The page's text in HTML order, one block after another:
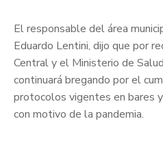
El responsable del área
Eduardo Lentini, dijo que por
Central y el Ministerio de
continuará bregando por el
protocolos vigentes en bares
con motivo de la pandemia.